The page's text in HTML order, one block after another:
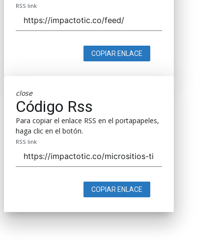
RSS link
COPIAR ENLACE
close
Código Rss
Para copiar el enlace RSS en el portapapeles,
haga clic en el botón.
RSS link
COPIAR ENLACE